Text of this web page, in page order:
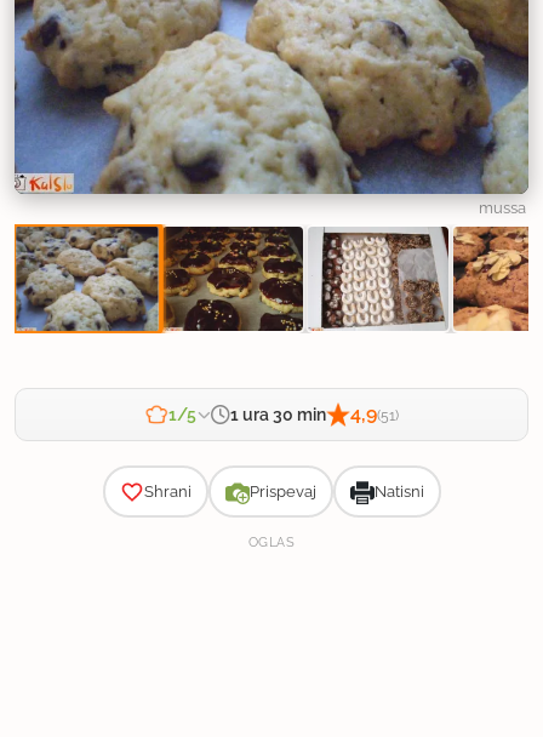
mussa
1/5 1 ura 30 min 4,9(51)
Shrani Prispevaj Natisni
OGLAS